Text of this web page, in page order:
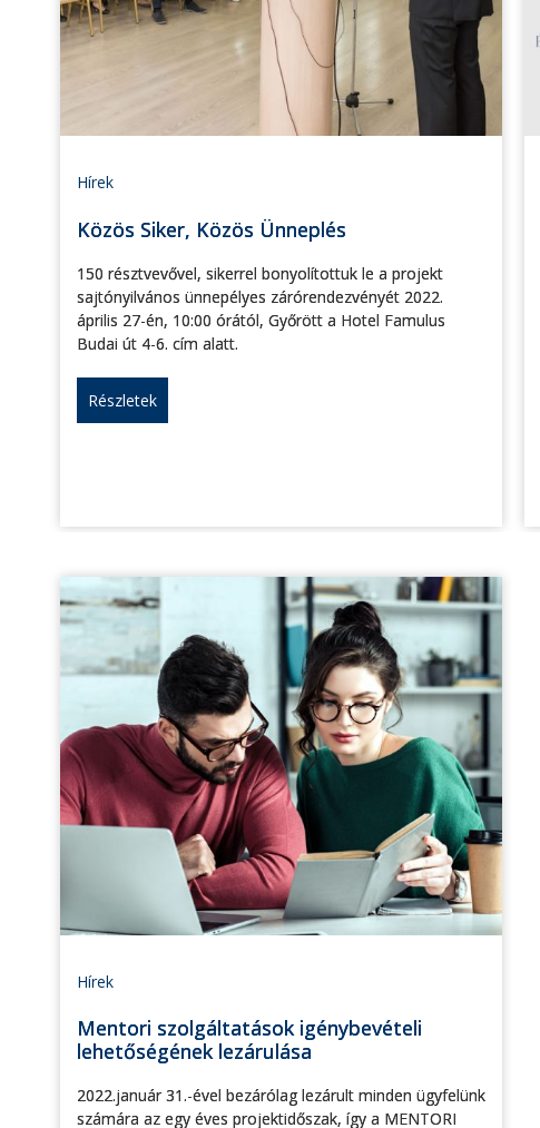
Hírek
Közös Siker, Közös Ünneplés
150 résztvevővel, sikerrel bonyolítottuk le a projekt
sajtónyilvános ünnepélyes zárórendezvényét 2022.
április 27-én, 10:00 órától, Győrött a Hotel Famulus
Budai út 4-6. cím alatt.
Részletek
Hírek
Mentori szolgáltatások igénybevételi
lehetőségének lezárulása
2022.január 31.-ével bezárólag lezárult minden ügyfelünk
számára az egy éves projektidőszak, így a MENTORI